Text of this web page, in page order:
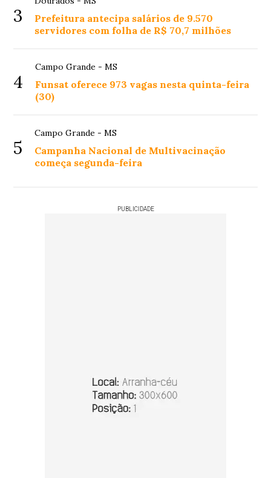
3
Prefeitura antecipa salários de 9.570
servidores com folha de R$ 70,7 milhões
4
Campo Grande - MS
Funsat oferece 973 vagas nesta quinta-feira
(30)
5
Campo Grande - MS
Campanha Nacional de Multivacinação
começa segunda-feira
PUBLICIDADE